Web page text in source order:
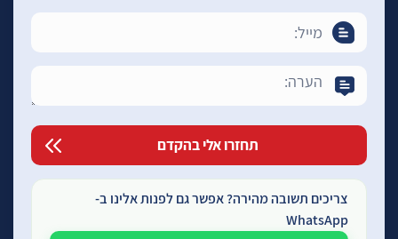
צריכים תשובה מהירה? אפשר גם לפנות אלינו ב-
WhatsApp